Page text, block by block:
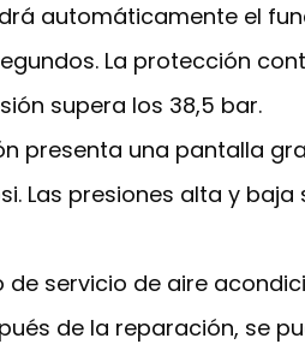
automáticamente el
La protección
supera los 38,5 bar.
presenta una pantalla
Las presiones alta y baja
servicio de aire
de la reparación, se